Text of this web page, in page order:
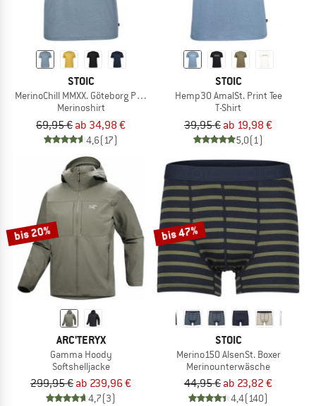
STOIC
MerinoChill MMXX. Göteborg Print Tee
Merinoshirt
69,95 € ab 34,98 €
4,6(17)
STOIC
Hemp30 AmalSt. Print Tee
T-Shirt
39,95 € ab 19,98 €
5,0(1)
bis 20%
ARC'TERYX
Gamma Hoody
Softshelljacke
299,95 € ab 239,96 €
4,7(3)
bis 47%
STOIC
Merino150 AlsenSt. Boxer
Merinounterwäsche
44,95 € ab 23,82 €
4,4(140)